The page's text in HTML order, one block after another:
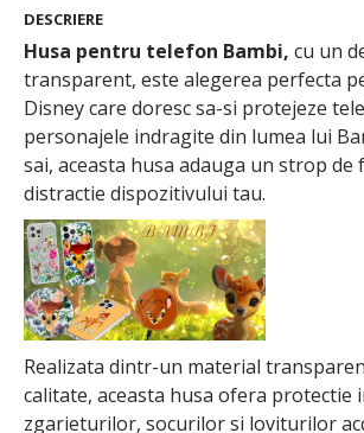
DESCRIERE
Husa pentru telefon Bambi, cu un
transparent, este alegerea perfecta
Disney care doresc sa-si protejeze
personajele indragite din lumea lui
sai, aceasta husa adauga un strop de
distractie dispozitivului tau.
Realizata dintr-un material
calitate, aceasta husa ofera protectie
zgarieturilor, socurilor si loviturilor